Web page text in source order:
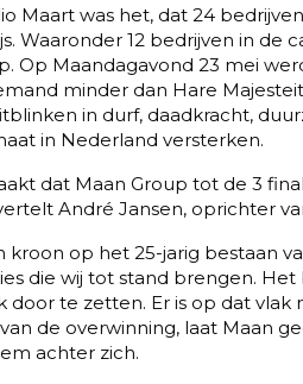
Maart was het, dat 24
Waaronder 12 bedrijven in de
Op Maandagavond 23 mei
minder dan Hare
in durf, daadkracht,
in Nederland versterken.
dat Maan Group tot de 3
André Jansen, oprichter
kroon op het 25-jarig bestaan
die wij tot stand brengen.
door te zetten. Er is op dat
de overwinning, laat Maan
achter zich.